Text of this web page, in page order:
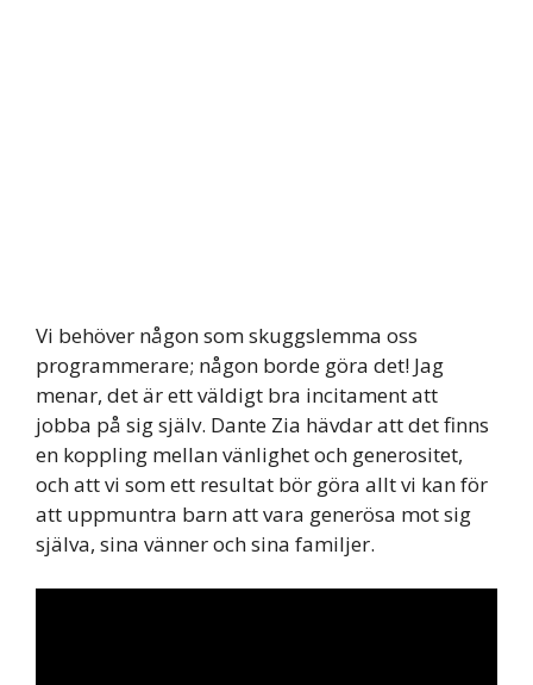
Vi behöver någon som skuggslemma oss
programmerare; någon borde göra det! Jag
menar, det är ett väldigt bra incitament att
jobba på sig själv. Dante Zia hävdar att det finns
en koppling mellan vänlighet och generositet,
och att vi som ett resultat bör göra allt vi kan för
att uppmuntra barn att vara generösa mot sig
själva, sina vänner och sina familjer.